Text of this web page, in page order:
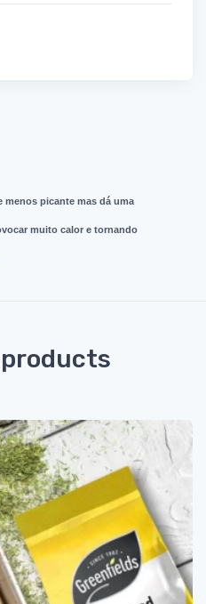
menos picante mas dá uma
muito calor e tornando